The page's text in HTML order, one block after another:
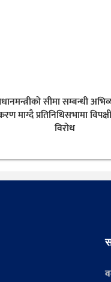
सीमा सम्बन्धी
माग्दै प्रतिनिधिसभामा
विरोध